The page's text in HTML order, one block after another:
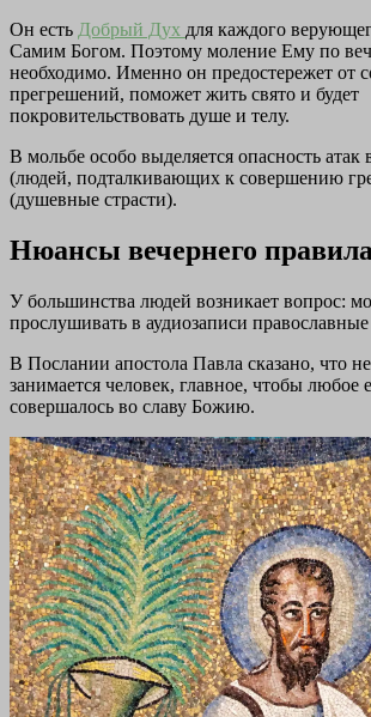
Он есть Добрый Дух для каждого
Самим Богом. Поэтому моление Ему по
необходимо. Именно он предостережет от
прегрешений, поможет жить свято и будет
покровительствовать душе и телу.
В мольбе особо выделяется опасность атак
(людей, подталкивающих к совершению
(душевные страсти).
Нюансы вечернего правила
У большинства людей возникает вопрос:
прослушивать в аудиозаписи
В Послании апостола Павла сказано, что
занимается человек, главное, чтобы любое
совершалось во славу Божию.